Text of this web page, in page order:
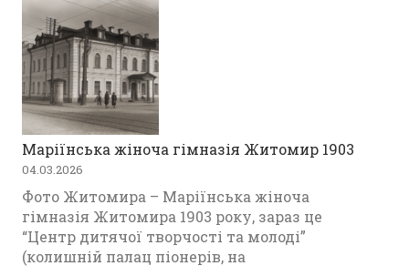
Маріїнська жіноча гімназія Житомир 1903
04.03.2026
Фото Житомира – Маріїнська жіноча
гімназія Житомира 1903 року, зараз це
“Центр дитячої творчості та молоді”
(колишній палац піонерів, на